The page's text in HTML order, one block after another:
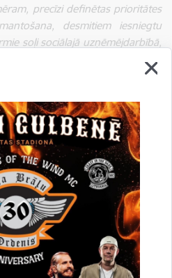
precīzi definētas prioritātes
desmitiem iesniegtu
soļi sociālajā uzņēmējdarbībā,
pieredzējušām organizācijām
Seļicka.
maksas, taču vietu skaits ir
atlase notiks divos posmos –
bet otrajā kārtā
vajadzības un izaugsmes
10–15 organizācijas katrā
inkubatorā un saņems atbalstu
inkubatora darbību, pieteikšanās